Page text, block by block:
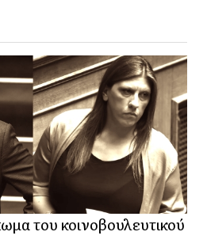
του κοινοβουλευτικού